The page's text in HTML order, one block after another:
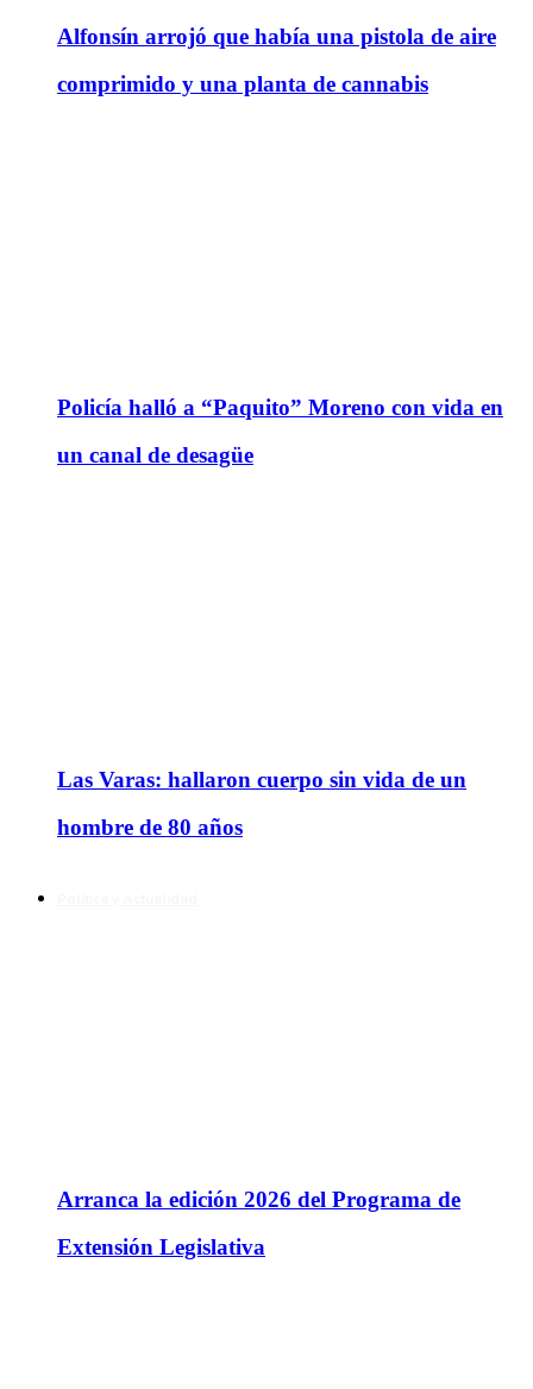
Alfonsín arrojó que había una pistola de aire
comprimido y una planta de cannabis
Policía halló a “Paquito” Moreno con vida en
un canal de desagüe
Las Varas: hallaron cuerpo sin vida de un
hombre de 80 años
Arranca la edición 2026 del Programa de
Extensión Legislativa